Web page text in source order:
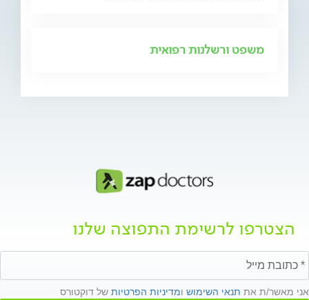
משפט ורשלנות רפואית
הצטרפו לרשימת התפוצה שלנו
אני מאשר/ת את תנאי השימוש ומדיניות הפרטיות של דוקטורס